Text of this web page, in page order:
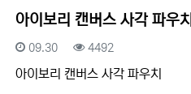
아이보리 캔버스 사각 파우치
등록일
09.30 조회
4492
아이보리 캔버스 사각 파우치